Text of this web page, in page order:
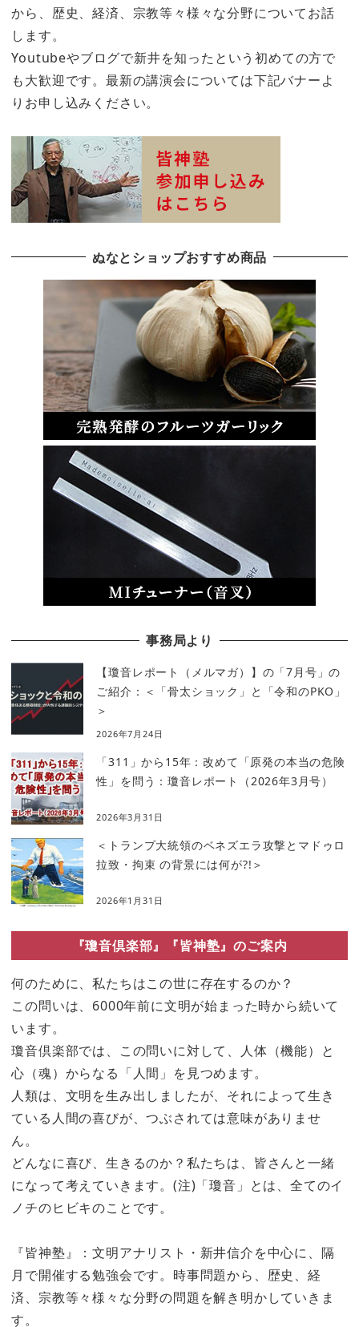
から、歴史、経済、宗教等々様々な分野についてお話
します。
Youtubeやブログで新井を知ったという初めての方で
も大歓迎です。最新の講演会については下記バナーよ
りお申し込みください。
ぬなとショップおすすめ商品
事務局より
【瓊音レポート（メルマガ）】の「7月号」の
ご紹介：＜「骨太ショック」と「令和のPKO」
＞
2026年7月24日
「311」から15年：改めて「原発の本当の危険
性」を問う：瓊音レポート（2026年3月号）
2026年3月31日
＜トランプ大統領のベネズエラ攻撃とマドゥロ
拉致・拘束 の背景には何が?!＞
2026年1月31日
『瓊音倶楽部』『皆神塾』のご案内
何のために、私たちはこの世に存在するのか？
この問いは、6000年前に文明が始まった時から続いて
います。
瓊音倶楽部では、この問いに対して、人体（機能）と
心（魂）からなる「人間」を見つめます。
人類は、文明を生み出しましたが、それによって生き
ている人間の喜びが、つぶされては意味がありませ
ん。
どんなに喜び、生きるのか？私たちは、皆さんと一緒
になって考えていきます。(注)「瓊音」とは、全てのイ
ノチのヒビキのことです。
『皆神塾』：文明アナリスト・新井信介を中心に、隔
月で開催する勉強会です。時事問題から、歴史、経
済、宗教等々様々な分野の問題を解き明かしていきま
す。